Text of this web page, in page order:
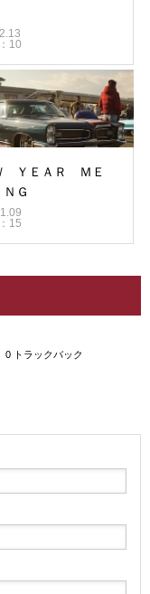
10
ＹＥＡＲ ＭＥ
ＮＧ
15
0 トラックバック